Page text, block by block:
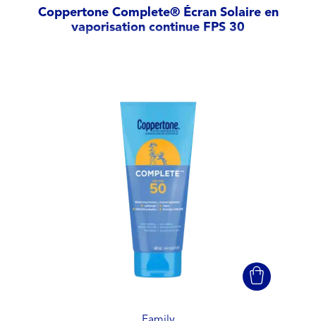
Coppertone Complete® Écran Solaire en
vaporisation continue FPS 30